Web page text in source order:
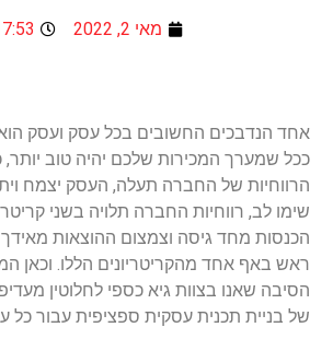
מאי 2, 2022
אחד הנדבכים החשובים בכל עסק ועסק
ככל שמערך המכירות שלכם יהיה טוב
הרווחיות של החברה תעלה, העסק יצמח
שימו לב, רווחיות החברה תלויה בשני
הכנסות מחד גיסה וצמצום ההוצאות מאידך
ראש באף אחד מהקריטריונים הללו. וכאן
הסיבה שאנו בצוות גיא כספי לחלוטין
של בניית תכנית עסקית ספציפית עבור כל